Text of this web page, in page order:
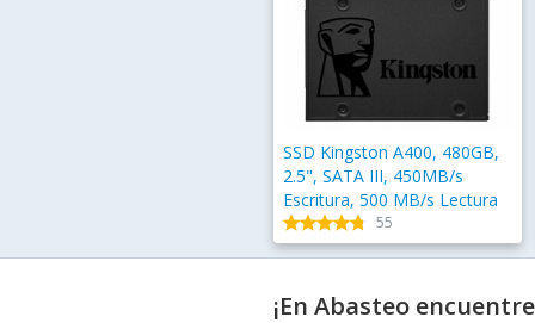
SSD Kingston A400, 480GB,
2.5", SATA III, 450MB/s
Escritura, 500 MB/s Lectura
starstarstarstarstar
starstarstarstarstar 55
¡En Abasteo